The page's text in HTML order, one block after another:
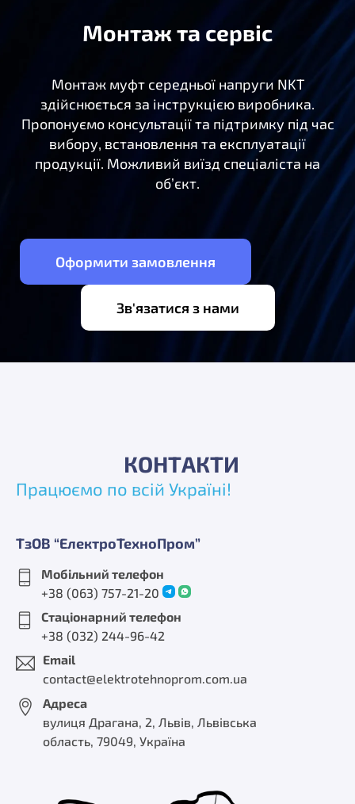
Монтаж та сервіс
Монтаж муфт середньої напруги NKT
здійснюється за інструкцією виробника.
Пропонуємо консультації та підтримку під час
вибору, встановлення та експлуатації
продукції. Можливий виїзд спеціаліста на
об’єкт.
Оформити замовлення
Зв'язатися з нами
КОНТАКТИ
Працюємо по всій Україні!
ТзОВ “ЕлектроТехноПром”
Мобільний телефон
+38 (063) 757-21-20
Стаціонарний телефон
+38 (032) 244-96-42
Email
contact@elektrotehnoprom.com.ua
Адреса
вулиця Драгана, 2, Львів, Львівська
область, 79049, Україна